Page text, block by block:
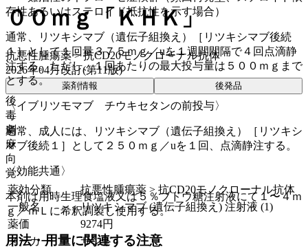
存性あるいはステロイド抵抗性を示す場合）
通常、リツキシマブ（遺伝子組換え）［リツキシマブ後続
１］として１回量３７５ｍｇ／uを１週間間隔で４回点滴静
注する。ただし、１回あたりの最大投与量は５００ｍｇまで
とする。
〈イブリツモマブ チウキセタンの前投与〉
通常、成人には、リツキシマブ（遺伝子組換え）［リツキシ
マブ後続１］として２５０ｍｇ／uを１回、点滴静注する。
〈効能共通〉
本剤は用時生理食塩液又は５％ブドウ糖注射液にて１〜４ｍ
ｇ／ｍＬに希釈調製し使用する。
用法・用量に関連する注意
００ｍｇ「ＫＨＫ」
抗悪性腫瘍薬 > 抗CD20モノクローナル抗体
2026年04月改訂(第11版)
薬剤情報 後発品
後
毒
劇
麻
向
覚
薬効分類
抗悪性腫瘍薬 > 抗CD20モノクローナル抗体
一般名
リツキシマブ (遺伝子組換え) 注射液 (1)
薬価
9274円
メーカー
サンド